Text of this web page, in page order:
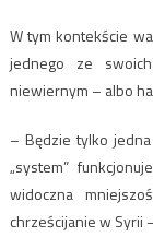
W tym kontekście
jednego ze
niewiernym – albo
– Będzie tylko
„system”
widoczna
chrześcijanie w Syrii